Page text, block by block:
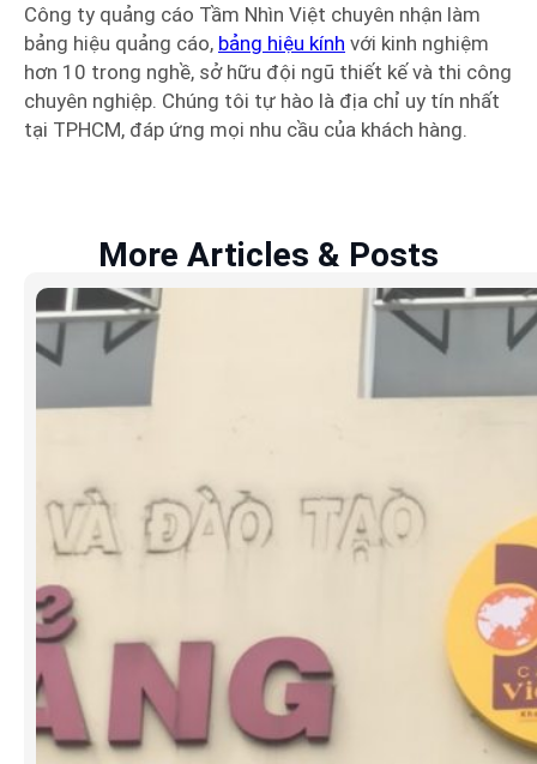
Công ty quảng cáo Tầm Nhìn Việt chuyên nhận làm
bảng hiệu quảng cáo, bảng hiệu kính với kinh nghiệm
hơn 10 trong nghề, sở hữu đội ngũ thiết kế và thi công
chuyên nghiệp. Chúng tôi tự hào là địa chỉ uy tín nhất
tại TPHCM, đáp ứng mọi nhu cầu của khách hàng.
More Articles & Posts